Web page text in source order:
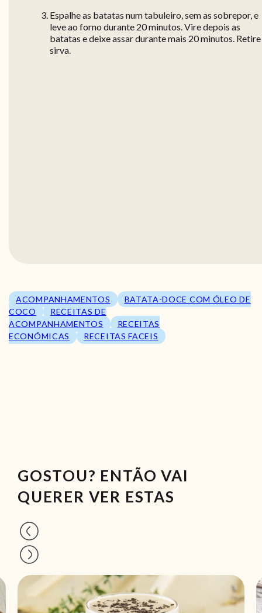
Espalhe as batatas num tabuleiro, sem as sobrepor, e
leve ao forno durante 20 minutos. Vire depois as
batatas e deixe assar durante mais 20 minutos. Retire
sirva.
ACOMPANHAMENTOS
BATATA-DOCE COM ÓLEO DE
COCO
RECEITAS DE
ACOMPANHAMENTOS
RECEITAS
ECONÓMICAS
RECEITAS FACEIS
GOSTOU? ENTÃO VAI
QUERER VER ESTAS